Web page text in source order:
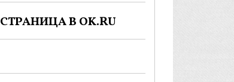
СТРАНИЦА В OK.RU